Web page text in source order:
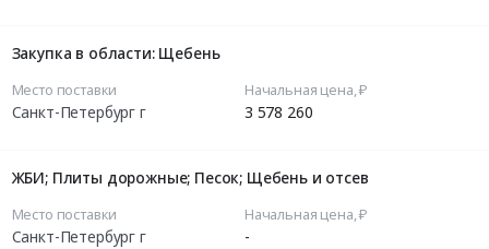
Закупка в области: Щебень
Место поставки
Санкт-Петербург г
Начальная цена, ₽
3 578 260
ЖБИ; Плиты дорожные; Песок; Щебень и отсев
Место поставки
Санкт-Петербург г
Начальная цена, ₽
-